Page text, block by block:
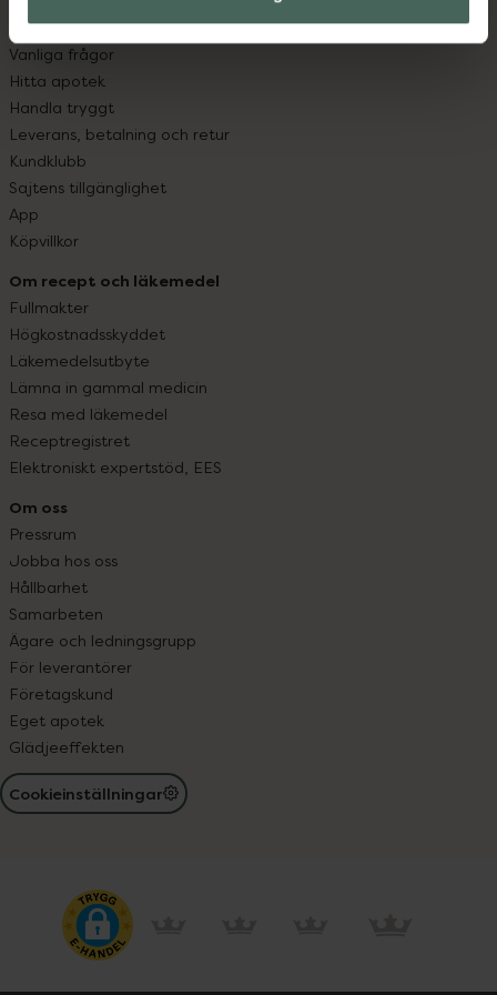
Kontakta oss
Vanliga frågor
Hitta apotek
Handla tryggt
Leverans, betalning och retur
Kundklubb
Sajtens tillgänglighet
App
Köpvillkor
Om recept och läkemedel
Fullmakter
Högkostnadsskyddet
Läkemedelsutbyte
Lämna in gammal medicin
Resa med läkemedel
Receptregistret
Elektroniskt expertstöd, EES
Om oss
Pressrum
Jobba hos oss
Hållbarhet
Samarbeten
Ägare och ledningsgrupp
För leverantörer
Företagskund
Eget apotek
Glädjeeffekten
Cookieinställningar